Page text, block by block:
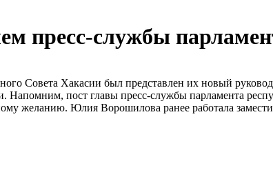
пресс-службы
Совета Хакасии был представлен их новый
Напомним, пост главы пресс-службы парламента
желанию. Юлия Ворошилова ранее работала